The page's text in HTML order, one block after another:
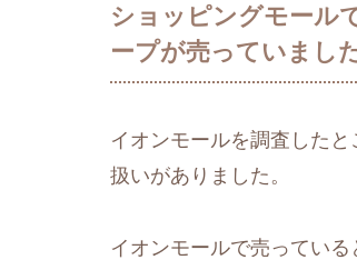
ショッピングモール
ープが売っていまし
イオンモールを調査した
扱いがありました。
イオンモールで売ってい